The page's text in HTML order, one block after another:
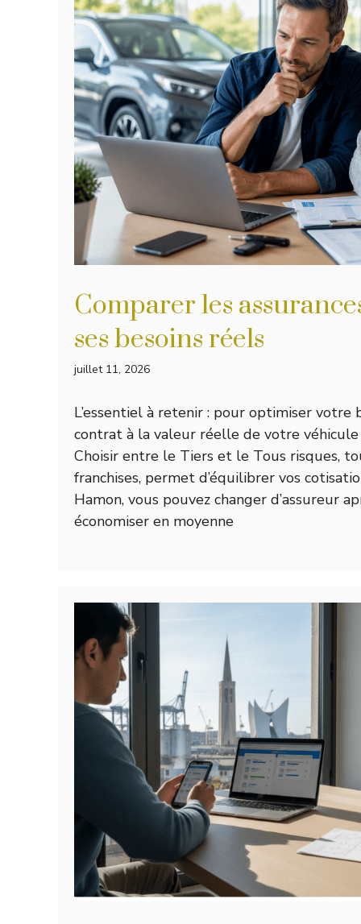
Comparer les
ses besoins réels
juillet 11, 2026
L’essentiel à retenir : pour optimiser
contrat à la valeur réelle de votre
Choisir entre le Tiers et le Tous risques,
franchises, permet d’équilibrer vos
Hamon, vous pouvez changer d’assureur
économiser en moyenne